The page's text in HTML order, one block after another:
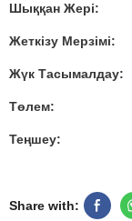
Шыққан Жері:
Жеткізу Мерзімі:
Жүк Тасымалдау:
Төлем:
Теңшеу:
Share with: